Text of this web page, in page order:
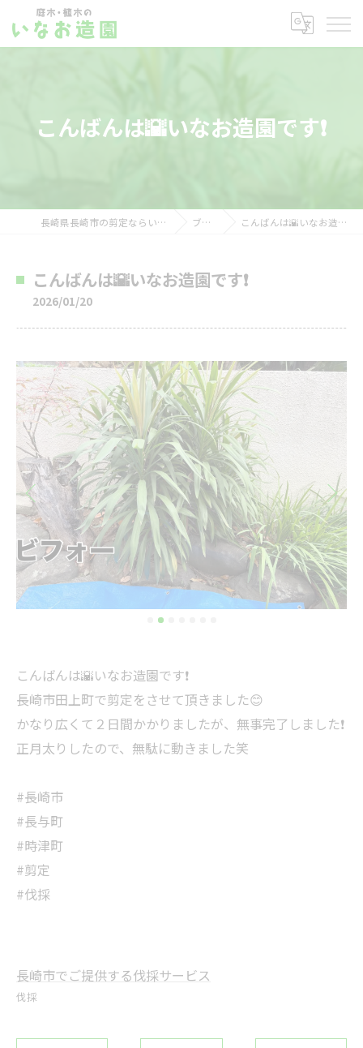
こんばんは🌇いなお造園です❗️
長崎県長崎市の剪定ならいなお造園 ブログ こんばんは🌇いなお造園です❗️
こんばんは🌇いなお造園です❗️
2026/01/20
こんばんは🌇いなお造園です❗️
長崎市田上町で剪定をさせて頂きました😊
かなり広くて２日間かかりましたが、無事完了しました❗️
正月太りしたので、無駄に動きました笑
#長崎市
#長与町
#時津町
#剪定
#伐採
長崎市でご提供する伐採サービス
伐採